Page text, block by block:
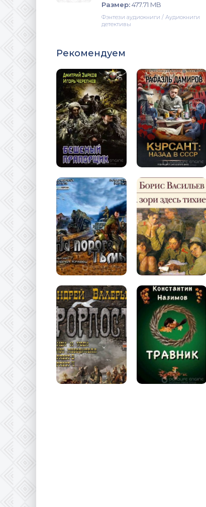
Размер:477.71 MB
Фэнтези аудиокниги / Аудиокниги
детективы
Рекомендуем